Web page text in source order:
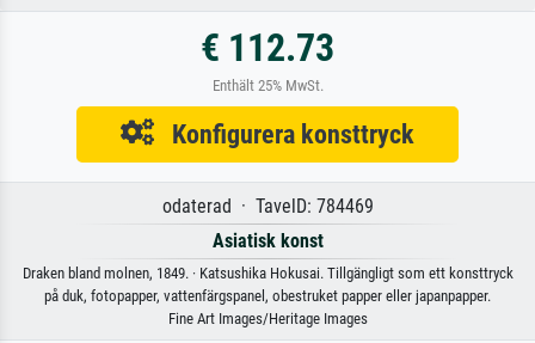
€ 112.73
Enthält 25% MwSt.
Konfigurera konsttryck
odaterad · TavelD: 784469
Asiatisk konst
Draken bland molnen, 1849. · Katsushika Hokusai. Tillgängligt som ett konsttryck
på duk, fotopapper, vattenfärgspanel, obestruket papper eller japanpapper.
Fine Art Images/Heritage Images